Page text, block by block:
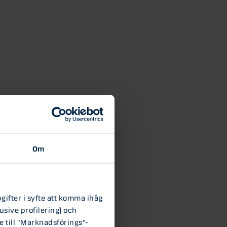
Om
i syfte att komma ihåg
profilering) och
till "Marknadsförings"-